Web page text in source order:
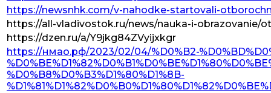
https://newsnhk.com/v-nahodke-startovali-
https://all-vladivostok.ru/news/nauka-i-
https://dzen.ru/a/Y9jkg84ZVyijxkgr
https://нмао.рф/2023/02/04/%D0%B2-
%D0%B8%D0%B3%D1%80%D1%8B-